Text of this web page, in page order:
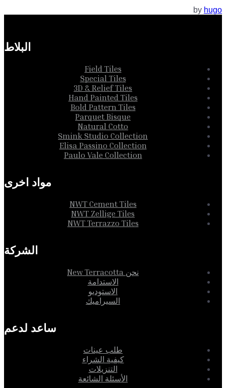
by hugo
البلاط
Field Tiles
Special Tiles
3D & Relief Tiles
Hand Painted Tiles
Bold Pattern Tiles
Parquet Bisque
Natural Cotto
Smink Studio Collection
Elisa Passino Collection
Paulo Vale Collection
مواد اخرى
NWT Cement Tiles
NWT Zellige Tiles
NWT Terrazzo Tiles
الشركة
نحن New Terracotta
الاستدامة
الاستوديو
السيراميك
ساعد لدعم
طلب عينات
كيفية الشراء
التنزيلات
الأسئلة الشائعة